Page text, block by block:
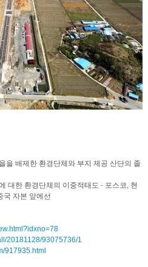
을 배제한 환경단체와 부지 제공 산단의 졸
대한 환경단체의 이중적태도 - 포스코, 현
국 자본 앞에선
20181128/93075736/1
917935.html